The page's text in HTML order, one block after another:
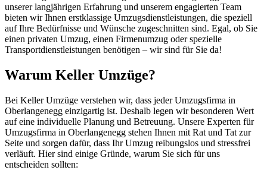
unserer langjährigen Erfahrung und unserem engagierten Team
bieten wir Ihnen erstklassige Umzugsdienstleistungen, die speziell
auf Ihre Bedürfnisse und Wünsche zugeschnitten sind. Egal, ob Sie
einen privaten Umzug, einen Firmenumzug oder spezielle
Transportdienstleistungen benötigen – wir sind für Sie da!
Warum Keller Umzüge?
Bei Keller Umzüge verstehen wir, dass jeder Umzugsfirma in
Oberlangenegg einzigartig ist. Deshalb legen wir besonderen Wert
auf eine individuelle Planung und Betreuung. Unsere Experten für
Umzugsfirma in Oberlangenegg stehen Ihnen mit Rat und Tat zur
Seite und sorgen dafür, dass Ihr Umzug reibungslos und stressfrei
verläuft. Hier sind einige Gründe, warum Sie sich für uns
entscheiden sollten: